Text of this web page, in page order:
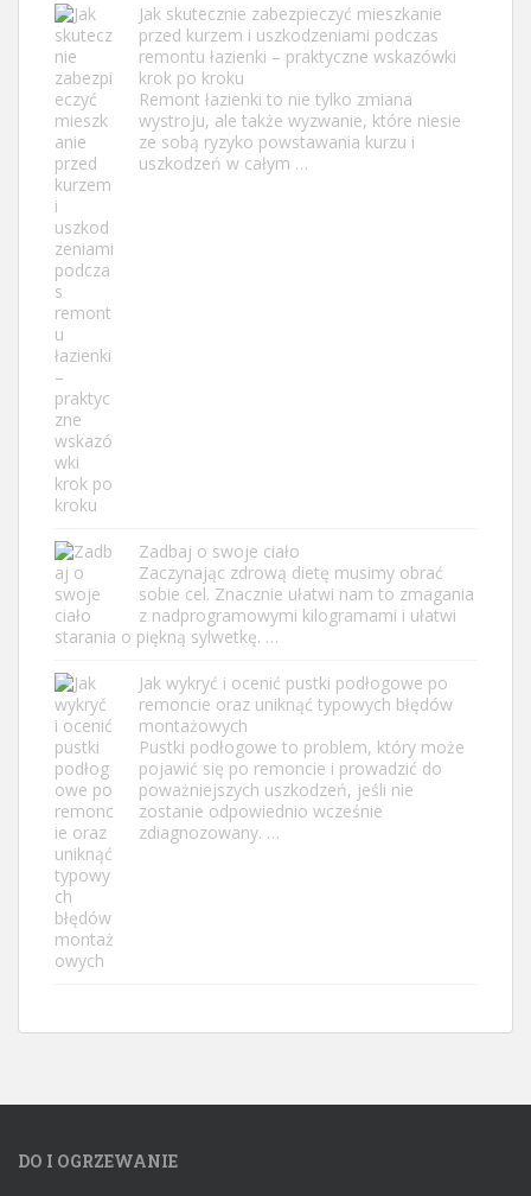
Jak skutecznie zabezpieczyć mieszkanie
przed kurzem i uszkodzeniami podczas
remontu łazienki – praktyczne wskazówki
krok po kroku
Remont łazienki to nie tylko zmiana
wystroju, ale także wyzwanie, które niesie
ze sobą ryzyko powstawania kurzu i
uszkodzeń w całym …
Zadbaj o swoje ciało
Zaczynając zdrową dietę musimy obrać
sobie cel. Znacznie ułatwi nam to zmagania
z nadprogramowymi kilogramami i ułatwi
starania o piękną sylwetkę. …
Jak wykryć i ocenić pustki podłogowe po
remoncie oraz uniknąć typowych błędów
montażowych
Pustki podłogowe to problem, który może
pojawić się po remoncie i prowadzić do
poważniejszych uszkodzeń, jeśli nie
zostanie odpowiednio wcześnie
zdiagnozowany. …
DO I OGRZEWANIE